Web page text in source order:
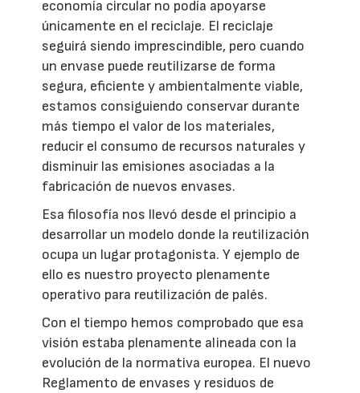
economía circular no podía apoyarse
únicamente en el reciclaje. El reciclaje
seguirá siendo imprescindible, pero cuando
un envase puede reutilizarse de forma
segura, eficiente y ambientalmente viable,
estamos consiguiendo conservar durante
más tiempo el valor de los materiales,
reducir el consumo de recursos naturales y
disminuir las emisiones asociadas a la
fabricación de nuevos envases.
Esa filosofía nos llevó desde el principio a
desarrollar un modelo donde la reutilización
ocupa un lugar protagonista. Y ejemplo de
ello es nuestro proyecto plenamente
operativo para reutilización de palés.
Con el tiempo hemos comprobado que esa
visión estaba plenamente alineada con la
evolución de la normativa europea. El nuevo
Reglamento de envases y residuos de